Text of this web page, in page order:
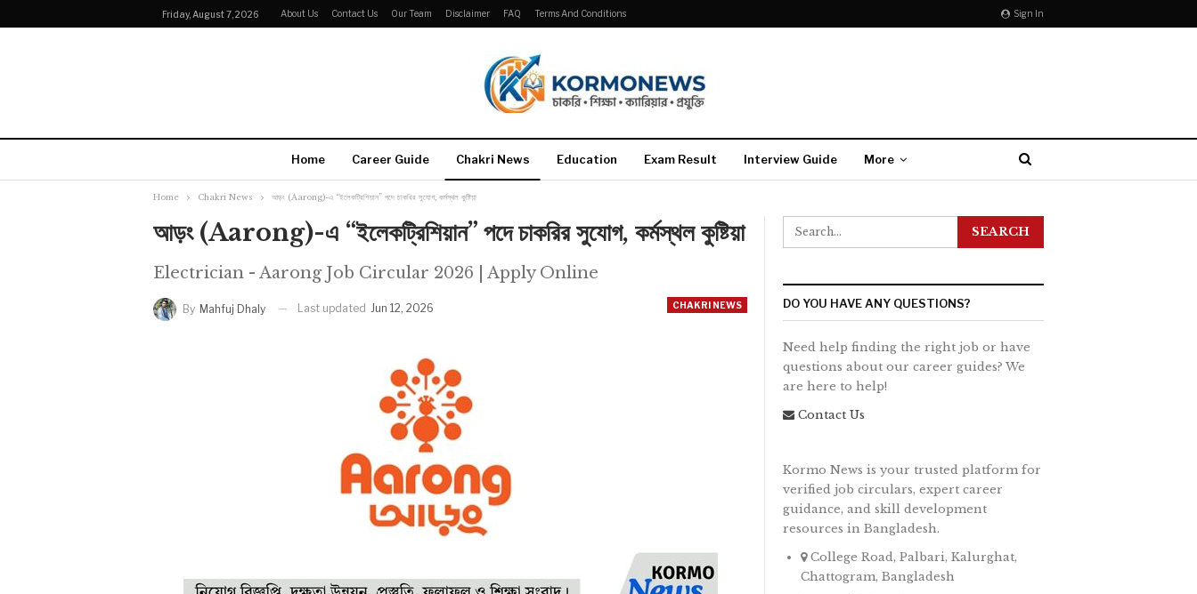
Sign In
Friday, August 7, 2026 About Us Contact Us Our Team Disclaimer FAQ Terms And Conditions
Home Career Guide Chakri News Education Exam Result Interview Guide More
Home Chakri News আড়ং (Aarong)-এ “ইলেকট্রিশিয়ান” পদে চাকরির সুযোগ, কর্মস্থল কুষ্টিয়া
আড়ং (Aarong)-এ “ইলেকট্রিশিয়ান” পদে চাকরির সুযোগ, কর্মস্থল কুষ্টিয়া
Electrician - Aarong Job Circular 2026 | Apply Online
CHAKRI NEWS
By Mahfuj Dhaly Last updated Jun 12, 2026 DO YOU HAVE ANY QUESTIONS?
Need help finding the right job or have
questions about our career guides? We
are here to help!
Contact Us
Kormo News is your trusted platform for
verified job circulars, expert career
guidance, and skill development
resources in Bangladesh.
College Road, Palbari, Kalurghat,
Chattogram, Bangladesh